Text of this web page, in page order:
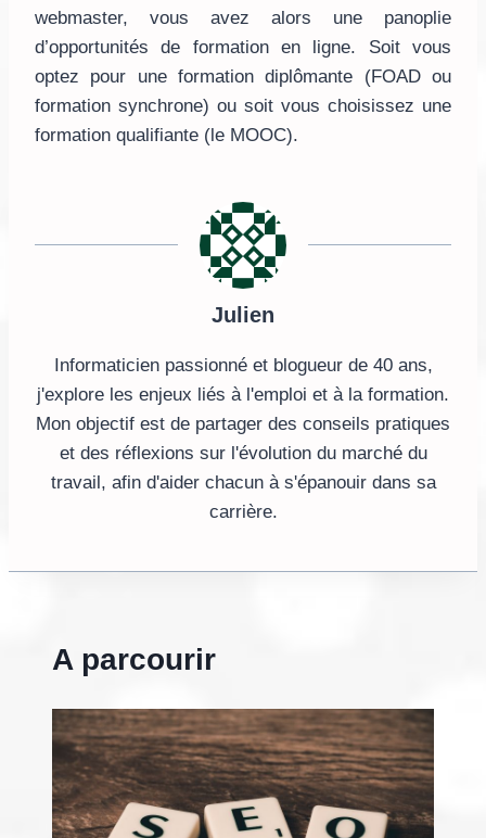
webmaster, vous avez alors une panoplie
d’opportunités de formation en ligne. Soit vous
optez pour une formation diplômante (FOAD ou
formation synchrone) ou soit vous choisissez une
formation qualifiante (le MOOC).
Julien
Informaticien passionné et blogueur de 40 ans,
j'explore les enjeux liés à l'emploi et à la formation.
Mon objectif est de partager des conseils pratiques
et des réflexions sur l'évolution du marché du
travail, afin d'aider chacun à s'épanouir dans sa
carrière.
A parcourir